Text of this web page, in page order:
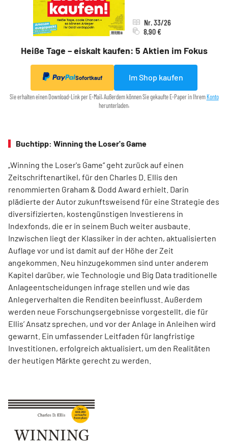
Heiße Tage – eiskalt kaufen: 5 Aktien im Fokus
Nr. 33/26
8,90 €
Sofortkauf Im Shop kaufen
Sie erhalten einen Download-Link per E-Mail. Außerdem können Sie gekaufte E-Paper in IhremKonto
herunterladen.
Buchtipp: Winning the Loser's Game
„Winning the Loser's Game“ geht zurück auf einen
Zeitschriftenartikel, für den Charles D. Ellis den
renommierten Graham & Dodd Award erhielt. Darin
plädierte der Autor zukunftsweisend für eine Strategie des
diversifizierten, kostengünstigen Investierens in
Indexfonds, die er in seinem Buch weiter ausbaute.
Inzwischen liegt der Klassiker in der achten, aktualisierten
Auflage vor und ist damit auf der Höhe der Zeit
angekommen. Neu hinzugekommen sind unter anderem
Kapitel darüber, wie Technologie und Big Data traditionelle
Anlageentscheidungen infrage stellen und wie das
Anlegerverhalten die Renditen beeinflusst. Außerdem
werden neue Forschungsergebnisse vorgestellt, die für
Ellis’ Ansatz sprechen, und vor der Anlage in Anleihen wird
gewarnt. Ein umfassender Leitfaden für langfristige
Investitionen, erfolgreich aktualisiert, um den Realitäten
der heutigen Märkte gerecht zu werden.